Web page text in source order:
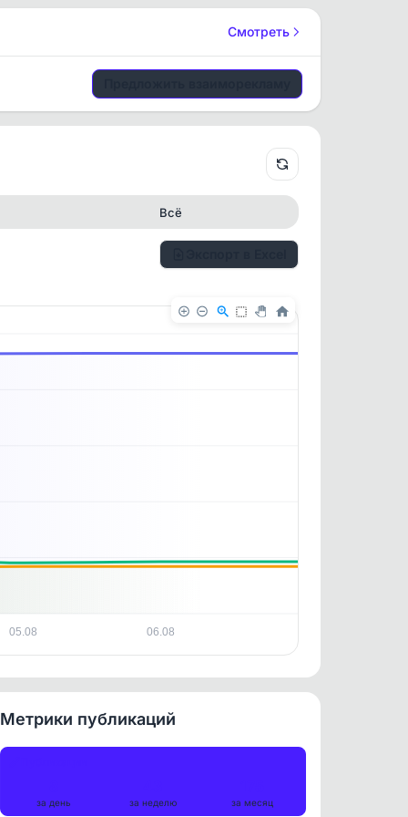
Смотреть
Всё
05.08 06.08
Метрики публикаций
за день за неделю за месяц